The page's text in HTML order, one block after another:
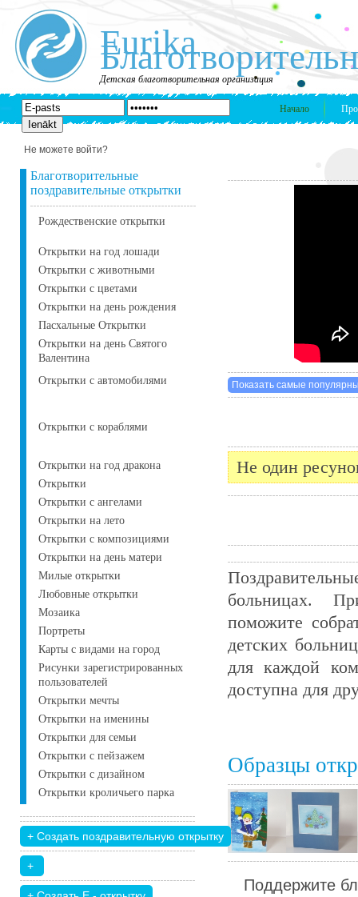
Eurika
Детская благотворительная организация
Начало
Не можете войти?
Благотворительные
поздравительные открытки
Рождественские открытки
Открытки на год лошади
Открытки с животными
Открытки с цветами
Открытки на день рождения
Пасхальные Открытки
Открытки на день Святого
Валентина
Открытки с автомобилями
Открытки с кораблями
Открытки на год дракона
Открытки
Открытки с ангелами
Открытки на лето
Открытки с композициями
Открытки на день матери
Милые открытки
Любовные открытки
Мозаика
Портреты
Карты с видами на город
Рисунки зарегистрированных
пользователей
Открытки мечты
Открытки на именины
Открытки для семьи
Открытки с пейзажем
Открытки с дизайном
Открытки кроличьего парка
Не один
больницах.
поможите
детских
для каждой
доступна для
Образцы
Поддержите